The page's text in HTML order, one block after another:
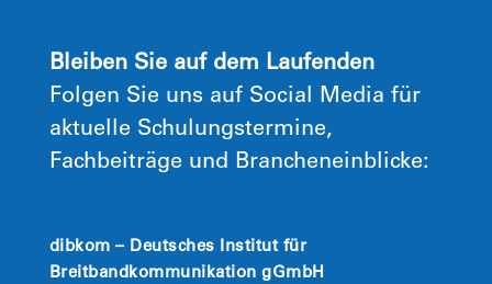
Bleiben Sie auf dem Laufenden
Folgen Sie uns auf Social Media für
aktuelle Schulungstermine,
Fachbeiträge und Brancheneinblicke:
dibkom – Deutsches Institut für
Breitbandkommunikation gGmbH